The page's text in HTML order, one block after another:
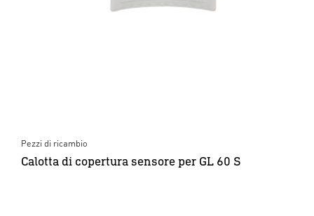
Pezzi di ricambio
Calotta di copertura sensore per GL 60 S